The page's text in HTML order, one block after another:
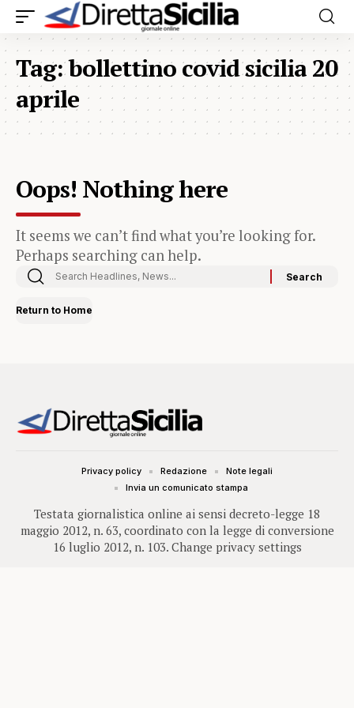
Tag:bollettino covid sicilia 20
aprile
Oops! Nothing here
It seems we can’t find what you’re looking for.
Perhaps searching can help.
Return to Home
Testata giornalistica online ai sensi decreto-legge 18
maggio 2012, n. 63, coordinato con la legge di conversione
16 luglio 2012, n. 103. Change privacy settings
Privacy policy Redazione
Note legali
Invia un comunicato stampa